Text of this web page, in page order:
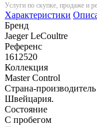
Услуги по скупке, продаже
Характеристики
Бренд
Jaeger LeCoultre
Референс
1612520
Коллекция
Master Control
Страна-производитель
Швейцария.
Состояние
С пробегом